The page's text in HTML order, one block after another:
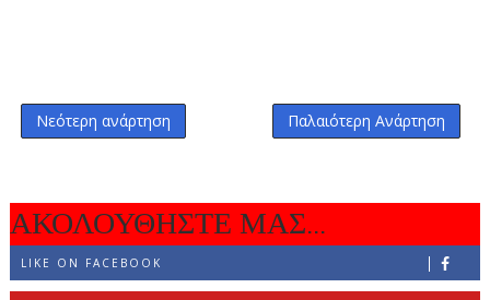
Νεότερη ανάρτηση Παλαιότερη Ανάρτηση
ΑΚΟΛΟΥΘΗΣΤΕ ΜΑΣ...
LIKE ON FACEBOOK